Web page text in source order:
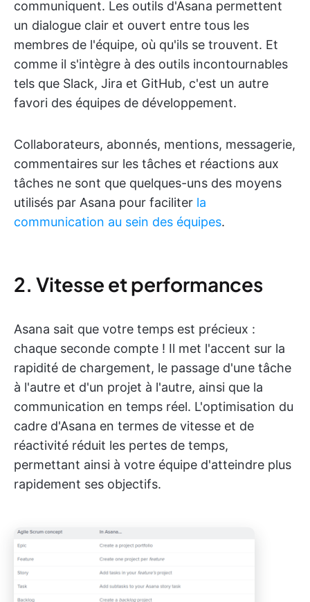
communiquent. Les outils d'Asana permettent
un dialogue clair et ouvert entre tous les
membres de l'équipe, où qu'ils se trouvent. Et
comme il s'intègre à des outils incontournables
tels que Slack, Jira et GitHub, c'est un autre
favori des équipes de développement.
Collaborateurs, abonnés, mentions, messagerie,
commentaires sur les tâches et réactions aux
tâches ne sont que quelques-uns des moyens
utilisés par Asana pour faciliter la
communication au sein des équipes.
2. Vitesse et performances
Asana sait que votre temps est précieux :
chaque seconde compte ! Il met l'accent sur la
rapidité de chargement, le passage d'une tâche
à l'autre et d'un projet à l'autre, ainsi que la
communication en temps réel. L'optimisation du
cadre d'Asana en termes de vitesse et de
réactivité réduit les pertes de temps,
permettant ainsi à votre équipe d'atteindre plus
rapidement ses objectifs.